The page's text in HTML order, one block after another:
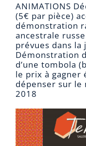
ANIMATIONS
(5€ par pièce)
démonstration
ancestrale
prévues dans la
Démonstration
d’une tombola
le prix à gagner
dépenser sur le
2018